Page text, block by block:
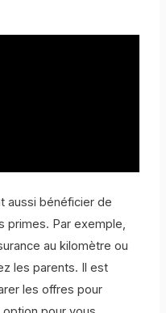
aussi bénéficier de
primes. Par exemple,
au kilomètre ou
les parents. Il est
les offres pour